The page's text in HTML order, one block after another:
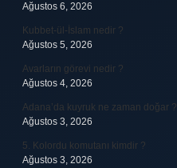
Ağustos 6, 2026
Kubbet-ül-İslam nedir ?
Ağustos 5, 2026
Avarların görevi nedir ?
Ağustos 4, 2026
Adana’da kuyruk ne zaman doğar ?
Ağustos 3, 2026
5. Kolordu komutanı kimdir ?
Ağustos 3, 2026